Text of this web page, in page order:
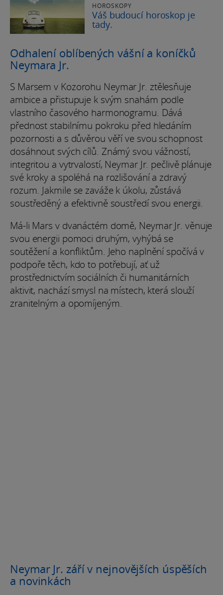
HOROSKOPY
Váš budoucí horoskop je
tady.
Odhalení oblíbených vášní a koníčků
Neymara Jr.
S Marsem v Kozorohu Neymar Jr. ztělesňuje
ambice a přistupuje k svým snahám podle
vlastního časového harmonogramu. Dává
přednost stabilnímu pokroku před hledáním
pozornosti a s důvěrou věří ve svou schopnost
dosáhnout svých cílů. Známý svou vážností,
integritou a vytrvalostí, Neymar Jr. pečlivě plánuje
své kroky a spoléhá na rozlišování a zdravý
rozum. Jakmile se zaváže k úkolu, zůstává
soustředěný a efektivně soustředí svou energii.
Má-li Mars v dvanáctém domě, Neymar Jr. věnuje
svou energii pomoci druhým, vyhýbá se
soutěžení a konfliktům. Jeho naplnění spočívá v
podpoře těch, kdo to potřebují, ať už
prostřednictvím sociálních či humanitárních
aktivit, nachází smysl na místech, která slouží
zranitelným a opomíjeným.
Neymar Jr. září v nejnovějších úspěších
a novinkách